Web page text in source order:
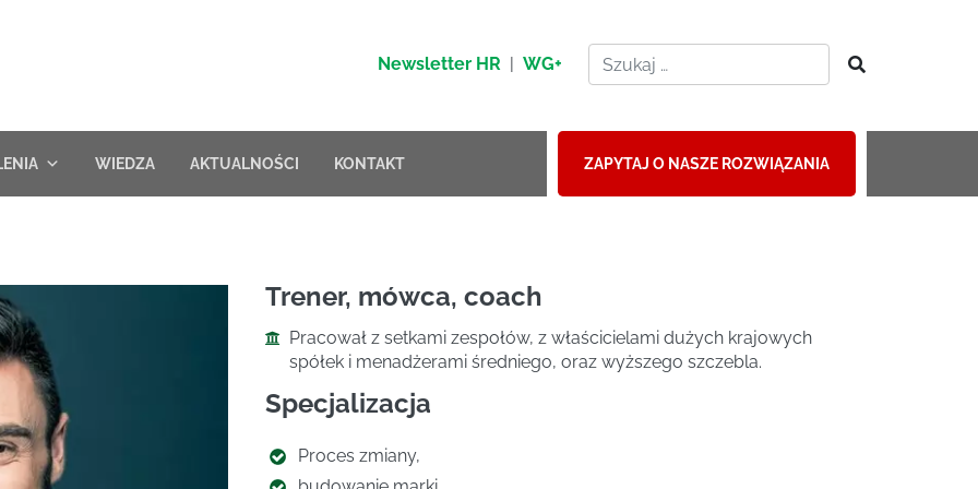
Newsletter HR | WG+
WIEDZA AKTUALNOŚCI KONTAKT ZAPYTAJ O NASZE ROZWIĄZANIA
Trener, mówca, coach
Pracował z setkami zespołów, z właścicielami dużych krajowych
spółek i menadżerami średniego, oraz wyższego szczebla.
Specjalizacja
Proces zmiany,